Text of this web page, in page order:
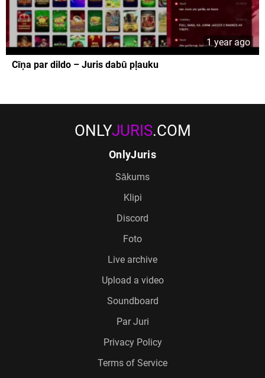
1 year ago
Cīņa par dildo – Juris dabū pļauku
ONLYJURIS.COM
OnlyJuris
Sākums
Klipi
Discord
Foto
Live archive
Upload a video
Soundboard
Par Juri
Privacy Policy
Terms of Service